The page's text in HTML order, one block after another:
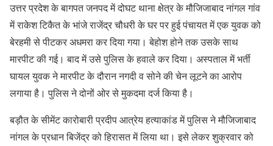
उत्तर प्रदेश के बागपत जनपद में दोघट थाना क्षेत्र के मौजिजाबाद नांगल गांव
में राकेश टिकैत के भांजे राजेंद्र चौधरी के घर पर हुई पंचायत में एक युवक को
बेरहमी से पीटकर अधमरा कर दिया गया। बेहोश होने तक उसके साथ
मारपीट की गई। बाद में उसे पुलिस के हवाले कर दिया। अस्पताल में भर्ती
घायल युवक ने मारपीट के दौरान नगदी व सोने की चेन लूटने का आरोप
लगाया है। पुलिस ने दोनों ओर से मुकदमा दर्ज किया है।
बड़ौत के सीमेंट कारोबारी प्रदीप आत्रेय हत्याकांड में पुलिस ने मौजिजाबाद
नांगल के प्रधान बिजेंद्र को हिरासत में लिया था। इसे लेकर शुक्रवार को